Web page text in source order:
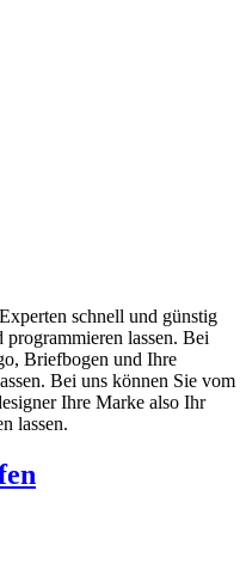
schnell und günstig
lassen. Bei
Briefbogen und Ihre
Bei uns können Sie vom
Ihre Marke also Ihr
lassen.